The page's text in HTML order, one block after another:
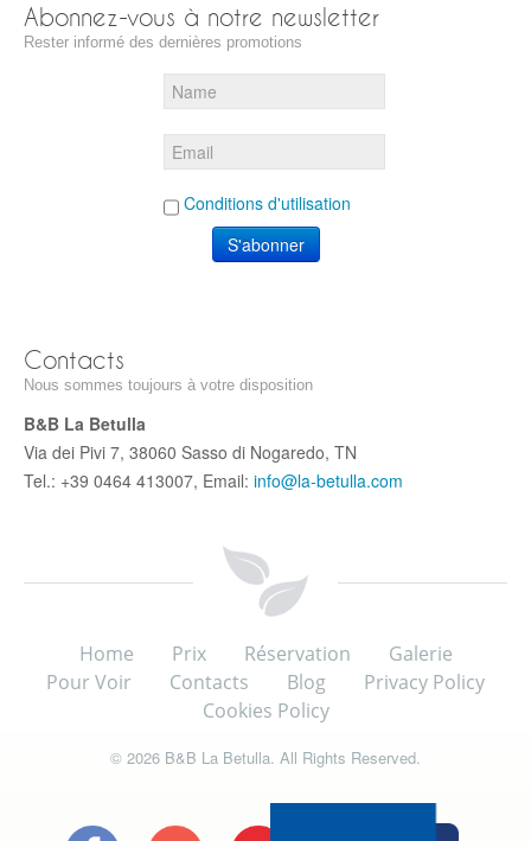
Abonnez-vous à notre newsletter
Rester informé des dernières promotions
Conditions d'utilisation
Contacts
Nous sommes toujours à votre disposition
B&B La Betulla
Via dei Pivi 7, 38060 Sasso di Nogaredo, TN
Tel.: +39 0464 413007, Email: info@la-betulla.com
Home Prix Réservation
Galerie
Pour Voir
Contacts Blog
Privacy Policy
Cookies Policy
© 2026 B&B La Betulla. All Rights Reserved.